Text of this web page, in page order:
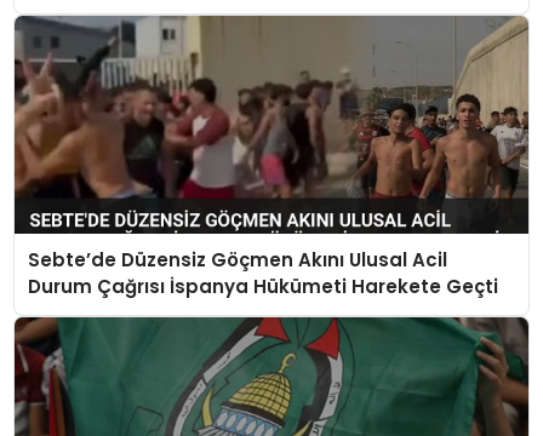
Sebte’de Düzensiz Göçmen Akını Ulusal Acil
Durum Çağrısı İspanya Hükümeti Harekete Geçti